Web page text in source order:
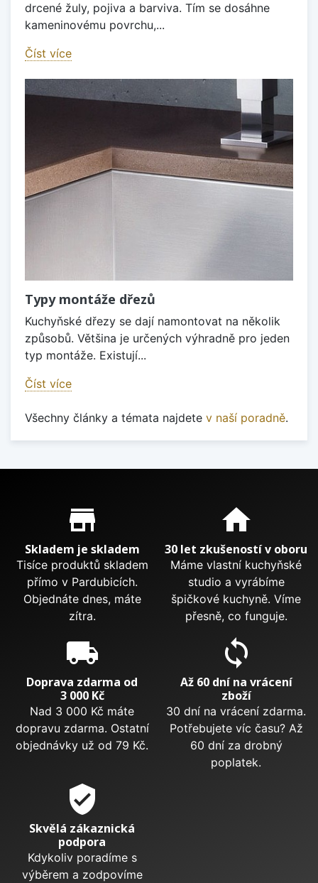
drcené žuly, pojiva a barviva. Tím se dosáhne
kameninovému povrchu,...
Číst více
Typy montáže dřezů
Kuchyňské dřezy se dají namontovat na několik
způsobů. Většina je určených výhradně pro jeden
typ montáže. Existují...
Číst více
Všechny články a témata najdete v naší poradně.
Proč nakupovat u nás?
store_mall_directory
Skladem je skladem
Tisíce produktů skladem
přímo v Pardubicích.
Objednáte dnes, máte
zítra.
home
30 let zkušeností v oboru
Máme vlastní kuchyňské
studio a vyrábíme
špičkové kuchyně. Víme
přesně, co funguje.
local_shipping
Doprava zdarma od
3 000 Kč
Nad 3 000 Kč máte
dopravu zdarma. Ostatní
objednávky už od 79 Kč.
sync
Až 60 dní na vrácení
zboží
30 dní na vrácení zdarma.
Potřebujete víc času? Až
60 dní za drobný
poplatek.
verified_user
Skvělá zákaznická
podpora
Kdykoliv poradíme s
výběrem a zodpovíme